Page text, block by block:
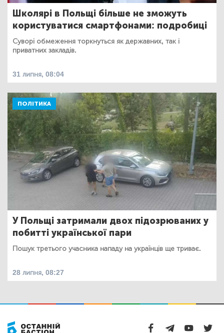
Школярі в Польщі більше не зможуть
користуватися смартфонами: подробиці
Суворі обмеження торкнуться як державних, так і
приватних закладів.
31 липня, 08:04
ПОЛІТИКА
У Польщі затримали двох підозрюваних у
побитті української пари
Пошук третього учасника нападу на українців ще триває.
28 липня, 08:27